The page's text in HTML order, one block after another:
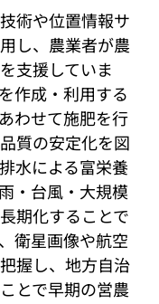
術や位置情報サ
し、農業者が農
支援していま
作成・利用する
わせて施肥を行
質の安定化を図
水による富栄養
・台風・大規模
期化することで
衛星画像や航空
握し、地方自治
とで早期の営農